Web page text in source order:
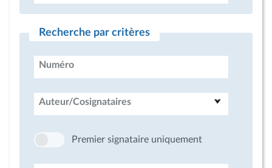
Recherche par critères
Numéro
Auteur/Cosignataires
Premier signataire uniquement